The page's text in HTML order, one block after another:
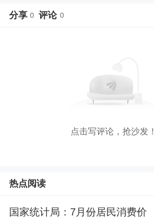
分享 0 评论 0
点击写评论，抢沙发！
热点阅读
国家统计局：7月份居民消费价